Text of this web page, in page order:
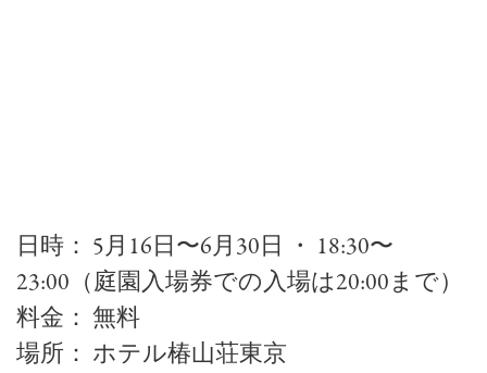
日時： 5月16日〜6月30日 ・ 18:30〜
23:00（庭園入場券での入場は20:00まで）
料金： 無料
場所： ホテル椿山荘東京